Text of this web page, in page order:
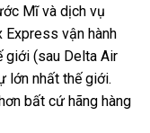
Mĩ và dịch vụ
Express vận hành
giới (sau Delta Air
lớn nhất thế giới.
bất cứ hãng hàng